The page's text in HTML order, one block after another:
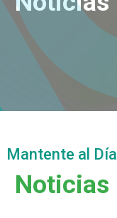
Mantente al Día
Noticias